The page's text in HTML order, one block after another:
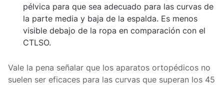
pélvica para que sea adecuado para las curvas de
la parte media y baja de la espalda. Es menos
visible debajo de la ropa en comparación con el
CTLSO.
Vale la pena señalar que los aparatos ortopédicos no
suelen ser eficaces para las curvas que superan los 45